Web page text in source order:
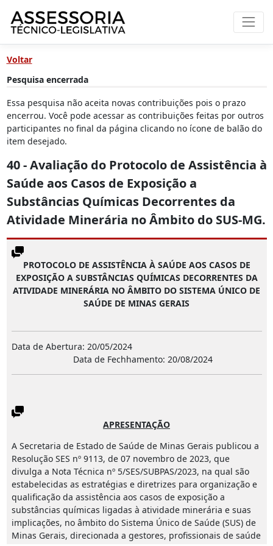
Voltar
Pesquisa encerrada
Essa pesquisa não aceita novas contribuições pois o prazo
encerrou. Você pode acessar as contribuições feitas por outros
participantes no final da página clicando no ícone de balão do
item desejado.
40 - Avaliação do Protocolo de Assistência à
Saúde aos Casos de Exposição a
Substâncias Químicas Decorrentes da
Atividade Minerária no Âmbito do SUS-MG.
PROTOCOLO DE ASSISTÊNCIA À SAÚDE AOS CASOS DE
EXPOSIÇÃO A SUBSTÂNCIAS QUÍMICAS DECORRENTES DA
ATIVIDADE MINERÁRIA NO ÂMBITO DO SISTEMA ÚNICO DE
SAÚDE DE MINAS GERAIS
Data de Abertura: 20/05/2024
Data de Fechhamento: 20/08/2024
APRESENTAÇÃO
A Secretaria de Estado de Saúde de Minas Gerais publicou a
Resolução SES nº 9113, de 07 novembro de 2023, que
divulga a Nota Técnica nº 5/SES/SUBPAS/2023, na qual são
estabelecidas as estratégias e diretrizes para organização e
qualificação da assistência aos casos de exposição a
substâncias químicas ligadas à atividade minerária e suas
implicações, no âmbito do Sistema Único de Saúde (SUS) de
Minas Gerais, direcionada a gestores, profissionais de saúde